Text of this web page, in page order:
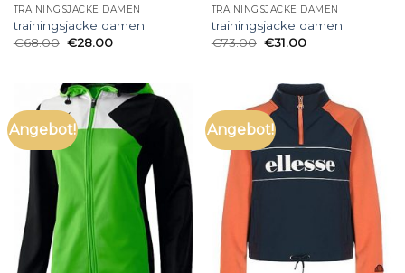
TRAININGSJACKE DAMEN
trainingsjacke damen
€68.00 €28.00
TRAININGSJACKE DAMEN
trainingsjacke damen
€73.00 €31.00
Angebot! Angebot!